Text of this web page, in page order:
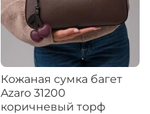
Кожаная сумка багет
Azaro 31200
коричневый торф